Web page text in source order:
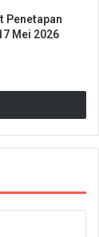
Penetapan
Mei 2026